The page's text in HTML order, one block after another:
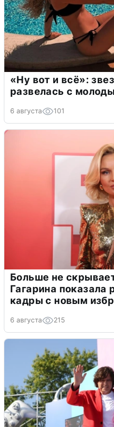
«Ну вот и всё»:
развелась с
6 августа 101
Больше не
Гагарина показала
кадры с новым
6 августа 215